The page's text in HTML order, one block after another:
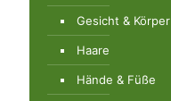
Gesicht & Körper
Haare
Hände & Füße